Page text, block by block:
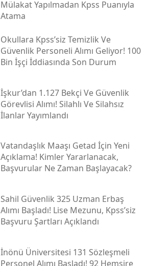
Mülakat Yapılmadan Kpss Puanıyla
Atama
Okullara Kpss’siz Temizlik Ve
Güvenlik Personeli Alımı Geliyor! 100
Bin İşçi İddiasında Son Durum
İşkur’dan 1.127 Bekçi Ve Güvenlik
Görevlisi Alımı! Silahlı Ve Silahsız
İlanlar Yayımlandı
Vatandaşlık Maaşı Getad İçin Yeni
Açıklama! Kimler Yararlanacak,
Başvurular Ne Zaman Başlayacak?
Sahil Güvenlik 325 Uzman Erbaş
Alımı Başladı! Lise Mezunu, Kpss’siz
Başvuru Şartları Açıklandı
İnönü Üniversitesi 131 Sözleşmeli
Personel Alımı Başladı! 92 Hemşire